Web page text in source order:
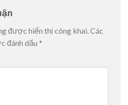
được hiển thị công khai.Các
đánh dấu *